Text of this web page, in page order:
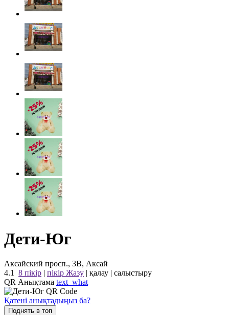
Дети-Юг
Аксайский просп., 3В, Аксай
4.1
8 пікір | пікір Жазу | қалау | салыстыру
QR Анықтама text_what
Қатені анықтадыңыз ба?
Поднять в топ